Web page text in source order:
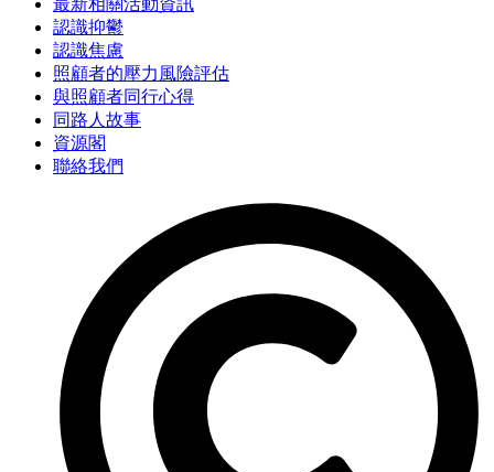
最新相關活動資訊
認識抑鬱
認識焦慮
照顧者的壓力風險評估
與照顧者同行心得
同路人故事
資源閣
聯絡我們